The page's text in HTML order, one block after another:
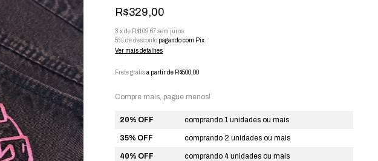
R$329,00
3 xde R$109,67 sem juros
5% de desconto pagando com Pix
Ver mais detalhes
Frete grátis a partir de R$500,00
Compre mais, pague menos!
20% OFF comprando 1 unidades ou mais
35% OFF comprando 2 unidades ou mais
40% OFF comprando 4 unidades ou mais